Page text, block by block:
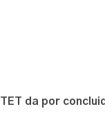
TET da por